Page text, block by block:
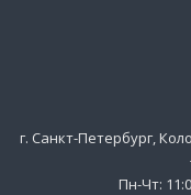
г. Санкт-Петербург,
Пн-Чт: